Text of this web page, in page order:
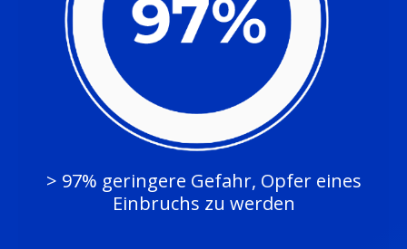
> 97% geringere Gefahr, Opfer eines
Einbruchs zu werden